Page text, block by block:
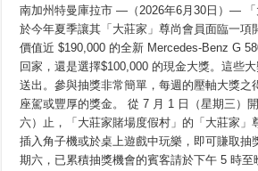
EASYPLAY®
THÁNG
BẢY
莊
家
賭
場
度
假
村」
七
月
舉
行
的
南加州特曼庫拉市 —（2026年6月30日）— 「
於今年夏季讓其「大莊家」尊尚會員面臨一項
價值近 $190,000 的全新 Mercedes-Benz G
回家，還是選擇$100,000 的現金大獎。這些
送出。參與抽獎非常簡單，每週的壓軸大獎之
座駕或豐厚的獎金。 從 7 月 1 日（星期三）
六）止，「大莊家賭場度假村」的「大莊家」
插入角子機或於桌上遊戲中玩樂，即可賺取抽
期六，已累積抽獎機會的賓客請於下午 5 時